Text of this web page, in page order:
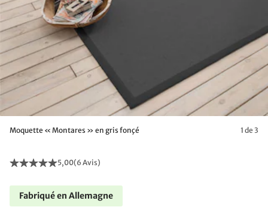
Moquette « Montares » en gris fonçé 1 de 3
5,00(6 Avis)
Fabriqué en Allemagne